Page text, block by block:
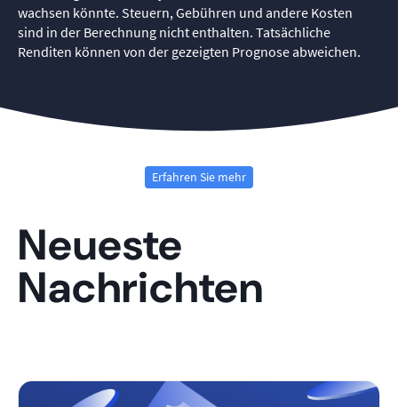
wachsen könnte. Steuern, Gebühren und andere Kosten
sind in der Berechnung nicht enthalten. Tatsächliche
Renditen können von der gezeigten Prognose abweichen.
Erfahren Sie mehr
Neueste
Nachrichten